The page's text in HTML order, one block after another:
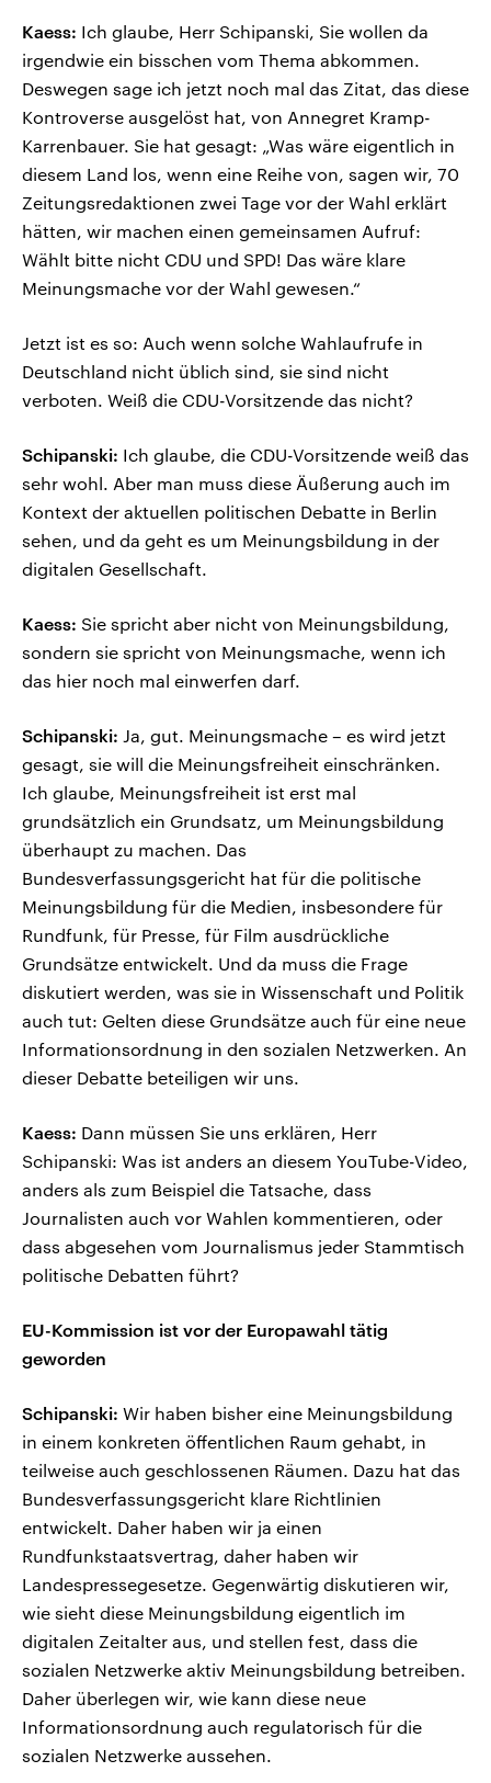
Kaess: Ich glaube, Herr Schipanski, Sie wollen da
irgendwie ein bisschen vom Thema abkommen.
Deswegen sage ich jetzt noch mal das Zitat, das diese
Kontroverse ausgelöst hat, von Annegret Kramp-
Karrenbauer. Sie hat gesagt: „Was wäre eigentlich in
diesem Land los, wenn eine Reihe von, sagen wir, 70
Zeitungsredaktionen zwei Tage vor der Wahl erklärt
hätten, wir machen einen gemeinsamen Aufruf:
Wählt bitte nicht CDU und SPD! Das wäre klare
Meinungsmache vor der Wahl gewesen.“
Jetzt ist es so: Auch wenn solche Wahlaufrufe in
Deutschland nicht üblich sind, sie sind nicht
verboten. Weiß die CDU-Vorsitzende das nicht?
Schipanski: Ich glaube, die CDU-Vorsitzende weiß das
sehr wohl. Aber man muss diese Äußerung auch im
Kontext der aktuellen politischen Debatte in Berlin
sehen, und da geht es um Meinungsbildung in der
digitalen Gesellschaft.
Kaess: Sie spricht aber nicht von Meinungsbildung,
sondern sie spricht von Meinungsmache, wenn ich
das hier noch mal einwerfen darf.
Schipanski: Ja, gut. Meinungsmache – es wird jetzt
gesagt, sie will die Meinungsfreiheit einschränken.
Ich glaube, Meinungsfreiheit ist erst mal
grundsätzlich ein Grundsatz, um Meinungsbildung
überhaupt zu machen. Das
Bundesverfassungsgericht hat für die politische
Meinungsbildung für die Medien, insbesondere für
Rundfunk, für Presse, für Film ausdrückliche
Grundsätze entwickelt. Und da muss die Frage
diskutiert werden, was sie in Wissenschaft und Politik
auch tut: Gelten diese Grundsätze auch für eine neue
Informationsordnung in den sozialen Netzwerken. An
dieser Debatte beteiligen wir uns.
Kaess: Dann müssen Sie uns erklären, Herr
Schipanski: Was ist anders an diesem YouTube-Video,
anders als zum Beispiel die Tatsache, dass
Journalisten auch vor Wahlen kommentieren, oder
dass abgesehen vom Journalismus jeder Stammtisch
politische Debatten führt?
EU-Kommission ist vor der Europawahl tätig
geworden
Schipanski: Wir haben bisher eine Meinungsbildung
in einem konkreten öffentlichen Raum gehabt, in
teilweise auch geschlossenen Räumen. Dazu hat das
Bundesverfassungsgericht klare Richtlinien
entwickelt. Daher haben wir ja einen
Rundfunkstaatsvertrag, daher haben wir
Landespressegesetze. Gegenwärtig diskutieren wir,
wie sieht diese Meinungsbildung eigentlich im
digitalen Zeitalter aus, und stellen fest, dass die
sozialen Netzwerke aktiv Meinungsbildung betreiben.
Daher überlegen wir, wie kann diese neue
Informationsordnung auch regulatorisch für die
sozialen Netzwerke aussehen.